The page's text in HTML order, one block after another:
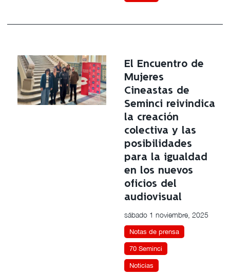
El Encuentro de
Mujeres
Cineastas de
Seminci reivindica
la creación
colectiva y las
posibilidades
para la igualdad
en los nuevos
oficios del
audiovisual
sábado 1 noviembre, 2025
Notas de prensa
70 Seminci
Noticias